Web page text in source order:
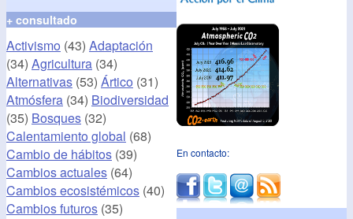
+ consultado
Activismo (43) Adaptación
(34) Agricultura (34)
Alternativas (53) Ártico (31)
Atmósfera (34) Biodiversidad
(35) Bosques (32)
Calentamiento global (68)
Cambio de hábitos (39)
Cambios actuales (64)
Cambios ecosistémicos (40)
Cambios futuros (35)
En contacto: